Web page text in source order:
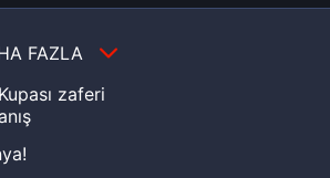
FAZLA
zaferi